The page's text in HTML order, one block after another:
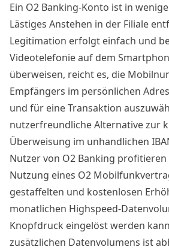
Ein O2 Banking-Konto ist in
Lästiges Anstehen in der Filiale
Legitimation erfolgt einfach und
Videotelefonie auf dem
überweisen, reicht es, die
Empfängers im persönlichen
und für eine Transaktion
nutzerfreundliche Alternative zur
Überweisung im unhandlichen
Nutzer von O2 Banking
Nutzung eines O2
gestaffelten und kostenlosen
monatlichen Highspeed-
Knopfdruck eingelöst werden
zusätzlichen Datenvolumens ist